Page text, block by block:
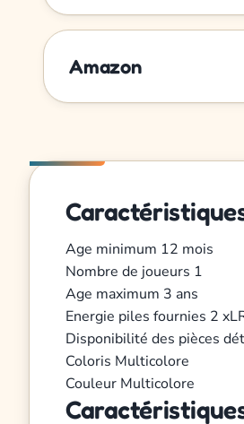
Amazon
Age minimum 12 mois
Nombre de joueurs 1
Age maximum 3 ans
Energie piles fournies 2
Disponibilité des pièces
Coloris Multicolore
Couleur Multicolore